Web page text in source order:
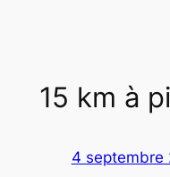
15 km à
4 septembre